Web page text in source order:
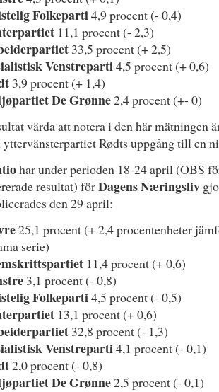
Folkeparti4,9 procent (- 0,4)
11,1 procent (- 2,3)
33,5 procent (+ 2,5)
Venstreparti4,5 procent (+ 0,6)
3,9 procent (+ 1,4)
De Grønne2,4 procent (+- 0)
värda att notera i den här mätningen
yttervänsterpartiet Rødts uppgång till en
har under perioden 18-24 april (OBS
resultat) förDagens Næringsliv
den 29 april:
25,1 procent (+ 2,4 procentenheter
serie)
11,4 procent (+ 0,6)
3,1 procent (- 0,8)
Folkeparti4,5 procent (- 0,5)
13,1 procent (+ 0,6)
32,8 procent (- 1,3)
Venstreparti4,1 procent (- 0,1)
2,0 procent (- 0,8)
De Grønne2,5 procent (- 0,1)